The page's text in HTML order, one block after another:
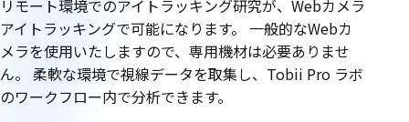
ア
イ
リモート環境でのアイトラッキング研究が、Webカメラ
アイトラッキングで可能になります。 一般的なWebカ
メラを使用いたしますので、専用機材は必要ありませ
ん。 柔軟な環境で視線データを取集し、Tobii Pro ラボ
のワークフロー内で分析できます。